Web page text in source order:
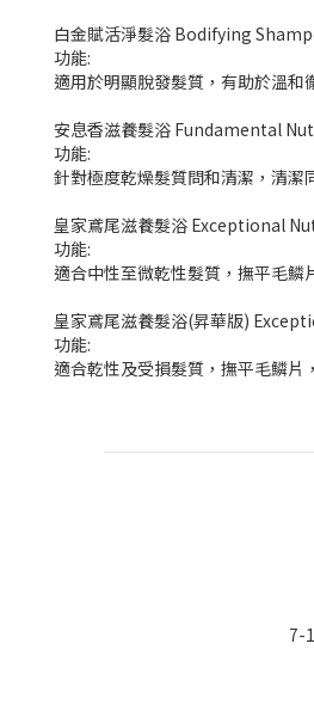
白金賦活淨髮浴 Bodifying
功能:
適用於明顯脫發髮質，有助於溫
安息香滋養髮浴 Fundamental
功能:
針對極度乾燥髮質問和清潔，清
皇家鳶尾滋養髮浴 Exceptional
功能:
適合中性至微乾性髮質，撫平毛
皇家鳶尾滋養髮浴(昇華版)
功能:
適合乾性及受損髮質，撫平毛鱗
7-